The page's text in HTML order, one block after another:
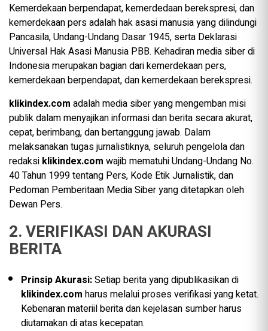
Kemerdekaan berpendapat, kemerdedaan berekspresi, dan
kemerdekaan pers adalah hak asasi manusia yang dilindungi
Pancasila, Undang-Undang Dasar 1945, serta Deklarasi
Universal Hak Asasi Manusia PBB. Kehadiran media siber di
Indonesia merupakan bagian dari kemerdekaan pers,
kemerdekaan berpendapat, dan kemerdekaan berekspresi.
klikindex.com adalah media siber yang mengemban misi
publik dalam menyajikan informasi dan berita secara akurat,
cepat, berimbang, dan bertanggung jawab. Dalam
melaksanakan tugas jurnalistiknya, seluruh pengelola dan
redaksi klikindex.com wajib mematuhi Undang-Undang No.
40 Tahun 1999 tentang Pers, Kode Etik Jurnalistik, dan
Pedoman Pemberitaan Media Siber yang ditetapkan oleh
Dewan Pers.
2. VERIFIKASI DAN AKURASI
BERITA
Prinsip Akurasi:Setiap berita yang dipublikasikan di
klikindex.com harus melalui proses verifikasi yang ketat.
Kebenaran materiil berita dan kejelasan sumber harus
diutamakan di atas kecepatan.